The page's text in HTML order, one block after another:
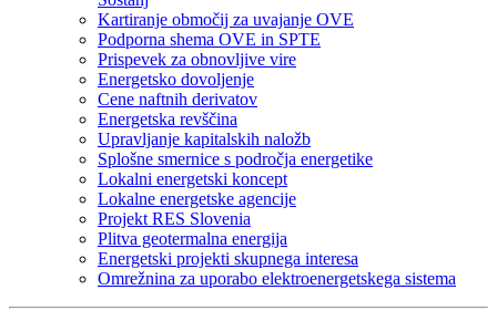
Kartiranje območij za uvajanje OVE
Podporna shema OVE in SPTE
Prispevek za obnovljive vire
Energetsko dovoljenje
Cene naftnih derivatov
Energetska revščina
Upravljanje kapitalskih naložb
Splošne smernice s področja energetike
Lokalni energetski koncept
Lokalne energetske agencije
Projekt RES Slovenia
Plitva geotermalna energija
Energetski projekti skupnega interesa
Omrežnina za uporabo elektroenergetskega sistema